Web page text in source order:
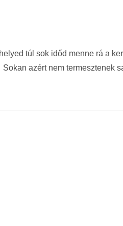
túl sok időd menne rá a
azért nem termesztenek